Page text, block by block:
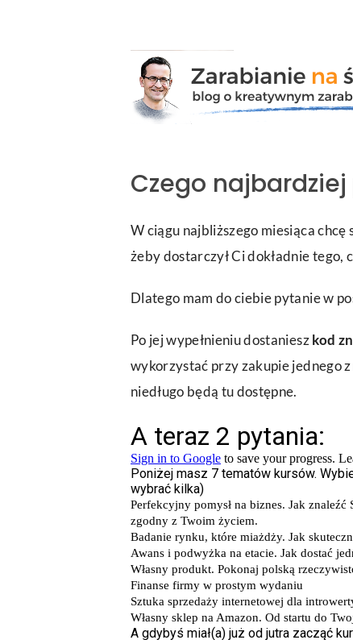
Czego
W ciągu najbliższego miesiąca
żeby dostarczył Ci dokładnie tego,
Dlatego mam do ciebie pytanie w
Po jej wypełnieniu dostanieszkod
wykorzystać przy zakupie jednego
niedługo będą tu dostępne.